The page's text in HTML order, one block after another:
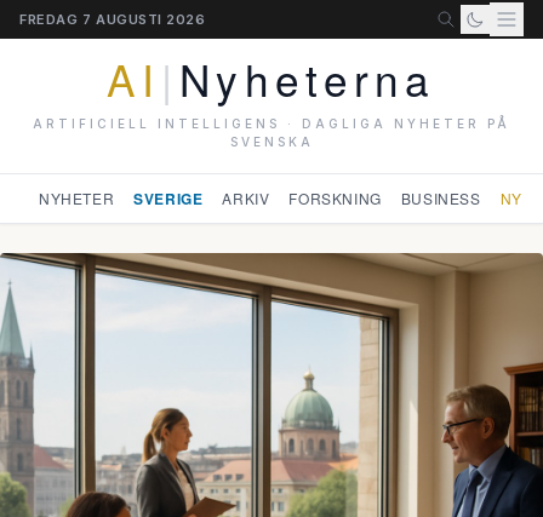
FREDAG 7 AUGUSTI 2026
AI | Nyheterna
ARTIFICIELL INTELLIGENS · DAGLIGA NYHETER PÅ
SVENSKA
NYHETER SVERIGE ARKIV FORSKNING BUSINESS